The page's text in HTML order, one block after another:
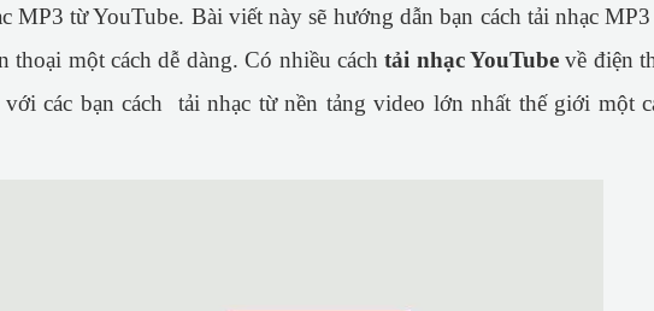
MP3 từ YouTube. Bài viết này sẽ hướng dẫn bạn cách tải nhạc
thoại một cách dễ dàng.Có nhiều cáchtải nhạc YouTube về điện
các bạn cách tải nhạc từ nền tảng video lớn nhất thế giới một